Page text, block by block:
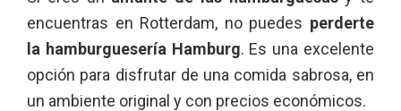
encuentras en Rotterdam, no puedes perderte
la hamburguesería Hamburg. Es una excelente
opción para disfrutar de una comida sabrosa, en
un ambiente original y con precios económicos.